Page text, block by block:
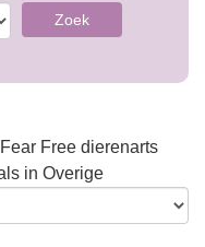
Zoek
Free dierenarts
in Overige